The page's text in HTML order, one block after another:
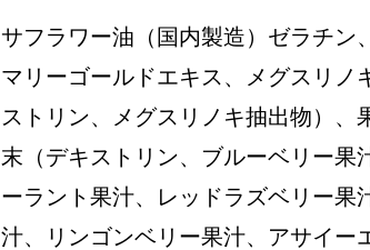
サフラワー油（国内製造）ゼラチン
マリーゴールドエキス、メグスリノ
ストリン、メグスリノキ抽出物）、
末（デキストリン、ブルーベリー果
ーラント果汁、レッドラズベリー果
汁、リンゴンベリー果汁、アサイー